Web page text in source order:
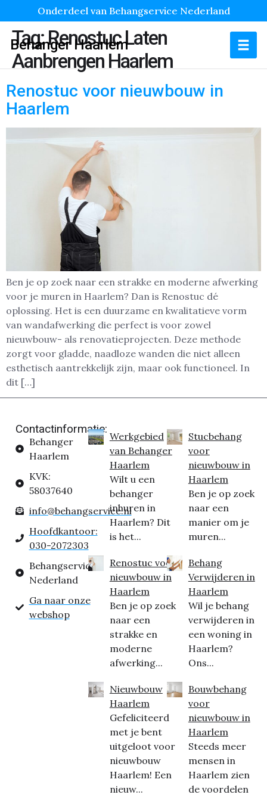
Onderdeel van Behangservice Nederland
Behanger Haarlem
Tag:Renostuc Laten
Aanbrengen Haarlem
Renostuc voor nieuwbouw in
Haarlem
Ben je op zoek naar een strakke en moderne afwerking
voor je muren in Haarlem? Dan is Renostuc dé
oplossing. Het is een duurzame en kwalitatieve vorm
van wandafwerking die perfect is voor zowel
nieuwbouw- als renovatieprojecten. Deze methode
zorgt voor gladde, naadloze wanden die niet alleen
esthetisch aantrekkelijk zijn, maar ook functioneel. In
dit […]
Contactinformatie:
Behanger
Haarlem
KVK:
58037640
info@behangservice.nl
Hoofdkantoor:
030-2072303
Behangservice
Nederland
Ga naar onze
webshop
Werkgebied
van Behanger
Haarlem
Wilt u een
behanger
inhuren in
Haarlem? Dit
is het...
Renostuc voor
nieuwbouw in
Haarlem
Ben je op zoek
naar een
strakke en
moderne
afwerking...
Nieuwbouw
Haarlem
Gefeliciteerd
met je bent
uitgeloot voor
nieuwbouw
Haarlem! Een
nieuw...
Stucbehang
voor
nieuwbouw in
Haarlem
Ben je op zoek
naar een
manier om je
muren...
Behang
Verwijderen in
Haarlem
Wil je behang
verwijderen in
een woning in
Haarlem?
Ons...
Bouwbehang
voor
nieuwbouw in
Haarlem
Steeds meer
mensen in
Haarlem zien
de voordelen